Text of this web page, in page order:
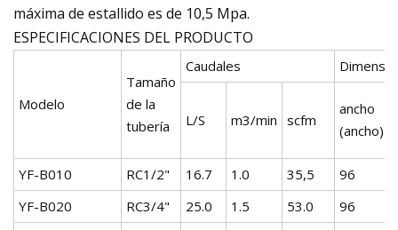
máxima de estallido es de 10,5 Mpa.
ESPECIFICACIONES DEL PRODUCTO
Modelo
Tamaño
de la
tubería
Caudales
L/S m3/min scfm
ancho
(ancho)
YF-B010 RC1/2" 16.7 1.0 35,5 96
YF-B020
RC3/4" 25.0 1.5 53.0 96